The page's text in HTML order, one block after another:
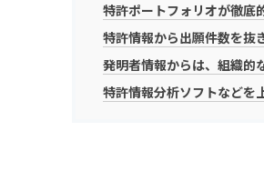
特許ポートフォリオが徹底
特許情報から出願件数を抜
発明者情報からは、組織的
特許情報分析ソフトなどを